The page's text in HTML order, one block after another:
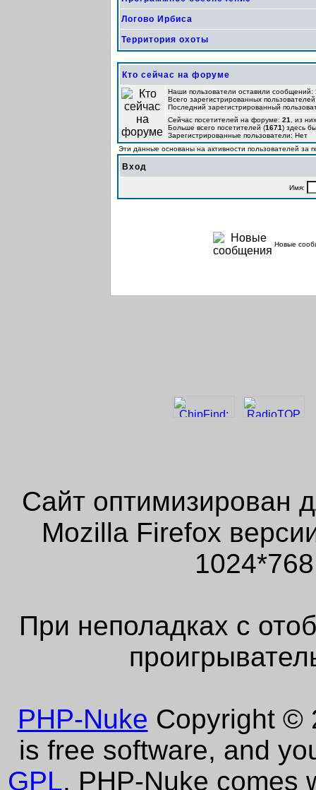
Логово Ирбиса
Территория охоты
Кто сейчас на форуме
Наши пользователи оставили сообщений:
Всего зарегистрированных
Последний зарегистрированный
Сейчас посетителей на форуме: 21
, из
Больше всего посетителей (1671) здесь
Зарегистрированные пользователи: Нет
Эти данные основаны на активности пользователей за
Вход
Имя:
Новые
Сайт оптимизирован
Mozilla Firefox
При неполадках с
PHP-Nuke Copyright ©
is free software, and
GPL. PHP-Nuke comes